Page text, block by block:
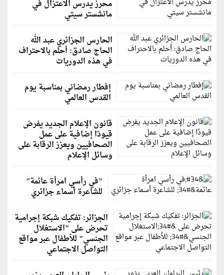
محرز يدرس الاعتزال في
مانشستر سيتي
الحارس الجزائري عبد الله
الحاج صادق: أحلم بالاحتراف
في هذه الدوريات
إفطار رمضاني بمناسبة يوم
القدس العالمي
قانون الإعلام الجديد يفرض
قيودًا إضافية على عمل
الصحافيين ويعزز الرقابة على
وسائل الإعلام
"في رأسي امرأة عائمة"
للشاعرة أسماء جزائري
الجزائر: تفكيك شبكة إجرامية
تحرض على "الاستغلال
الجنسي" للأطفال عبر مواقع
التواصل الاجتماعي